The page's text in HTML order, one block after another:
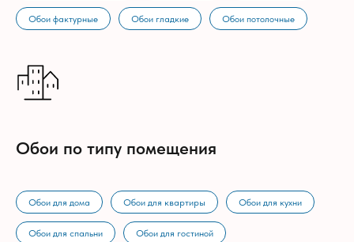
Обои фактурные Обои гладкие Обои потолочные
Обои по типу помещения
Обои для дома Обои для квартиры Обои для кухни
Обои для спальни Обои для гостиной